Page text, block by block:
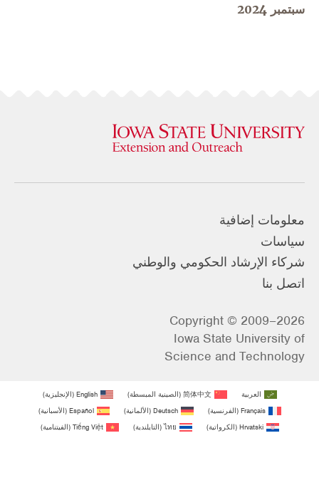
سبتمبر 2024
معلومات إضافية
سياسات
شركاء الإرشاد الحكومي والوطني
اتصل بنا
Copyright © 2009–2026
Iowa State University of
Science and Technology
العربية 简体中文
(الصينية المبسطة)
English
(الإنجليزية)
Français
(الفرنسية)
Deutsch
(الألمانية)
Español
(الأسبانية)
Hrvatski
(الكرواتية)
ไทย
(التايلندية)
Tiếng Việt
(الفيتنامية)